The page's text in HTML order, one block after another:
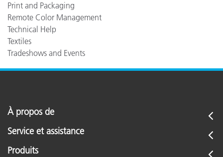
Print and Packaging
Remote Color Management
Technical Help
Textiles
Tradeshows and Events
À propos de
Service et assistance
Produits